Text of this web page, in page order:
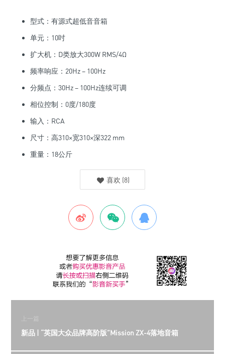
型式：有源式超低音音箱
单元：10吋
扩大机：D类放大300W RMS/4Ω
频率响应：20Hz – 100Hz
分频点：30Hz – 100Hz连续可调
相位控制：0度/180度
输入：RCA
尺寸：高310×宽310×深322 mm
重量：18公斤
喜欢 (8)
上一篇
新品 | “英国大众品牌高阶版”Mission ZX-4落地音箱